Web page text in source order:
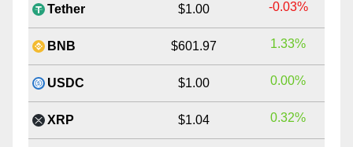
Tether $1.00 -0.03%
BNB $601.97 1.33%
USDC $1.00 0.00%
XRP $1.04 0.32%